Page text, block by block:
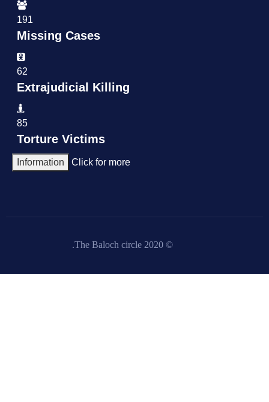
191
Missing Cases
62
Extrajudicial Killing
85
Torture Victims
Click for more
Information
© 2020 The Baloch circle.